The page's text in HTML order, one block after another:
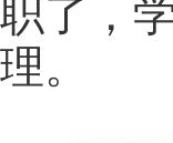
职了，
理。